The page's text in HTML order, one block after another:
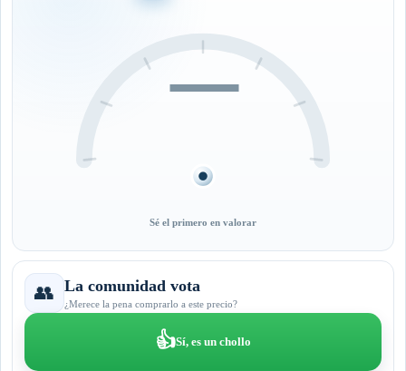
—
Sé el primero en valorar
👥 La comunidad vota
¿Merece la pena comprarlo a este precio?
👍Sí, es un chollo